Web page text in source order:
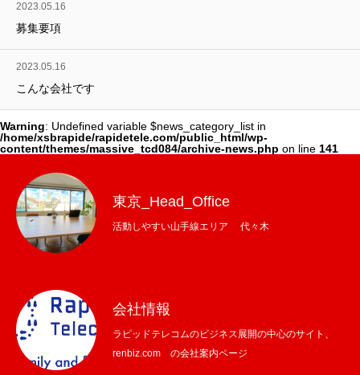
2023.05.16
募集要項
2023.05.16
こんな会社です
Warning: Undefined variable $news_category_list in
/home/xsbrapide/rapidetele.com/public_html/wp-
content/themes/massive_tcd084/archive-news.php on line 141
東京_Head_Office
活動しやすい山手線エリア 代々木
会社情報
ラピッドテレコムのビジネス展開の中心のサイト、
renbiz.com の会社案内ページ